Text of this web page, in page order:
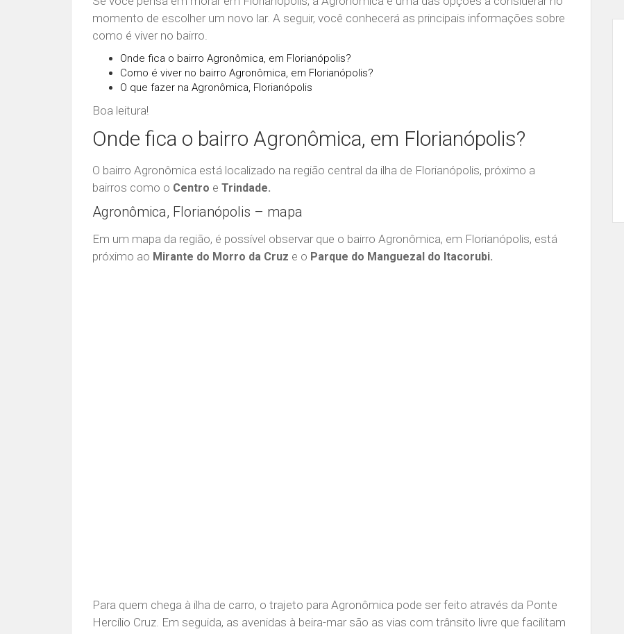
momento de escolher um novo lar. A seguir, você conhecerá as principais informações sobre
como é viver no bairro.
Onde fica o bairro Agronômica, em Florianópolis?
Como é viver no bairro Agronômica, em Florianópolis?
O que fazer na Agronômica, Florianópolis
Boa leitura!
Onde fica o bairro Agronômica, em Florianópolis?
O bairro Agronômica está localizado na região central da ilha de Florianópolis, próximo a
bairros como o Centro e Trindade.
Agronômica, Florianópolis – mapa
Em um mapa da região, é possível observar que o bairro Agronômica, em Florianópolis, está
próximo ao Mirante do Morro da Cruz e o Parque do Manguezal do Itacorubi.
Para quem chega à ilha de carro, o trajeto para Agronômica pode ser feito através da Ponte
Hercílio Cruz. Em seguida, as avenidas à beira-mar são as vias com trânsito livre que facilitam